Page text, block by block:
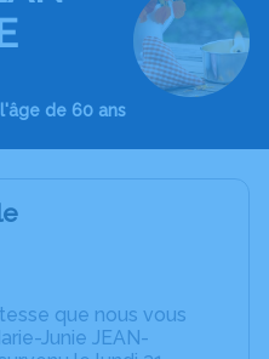
de 60 ans
que nous vous
Junie JEAN-